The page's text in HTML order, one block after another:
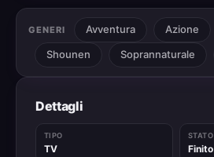
GENERI Avventura Azione
Shounen
Soprannaturale
Dettagli
TIPO
TV
STATO
Finito